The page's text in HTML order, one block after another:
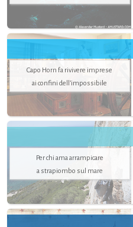
Capo Horn fa rivivere imprese
ai confini dell’impossibile
Per chi ama arrampicare
a strapiombo sul mare